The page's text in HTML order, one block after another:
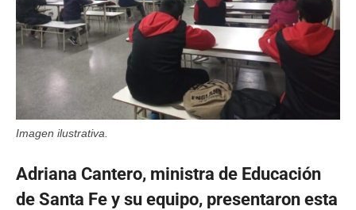
Imagen ilustrativa.
Adriana Cantero, ministra de Educación
de Santa Fe y su equipo, presentaron esta